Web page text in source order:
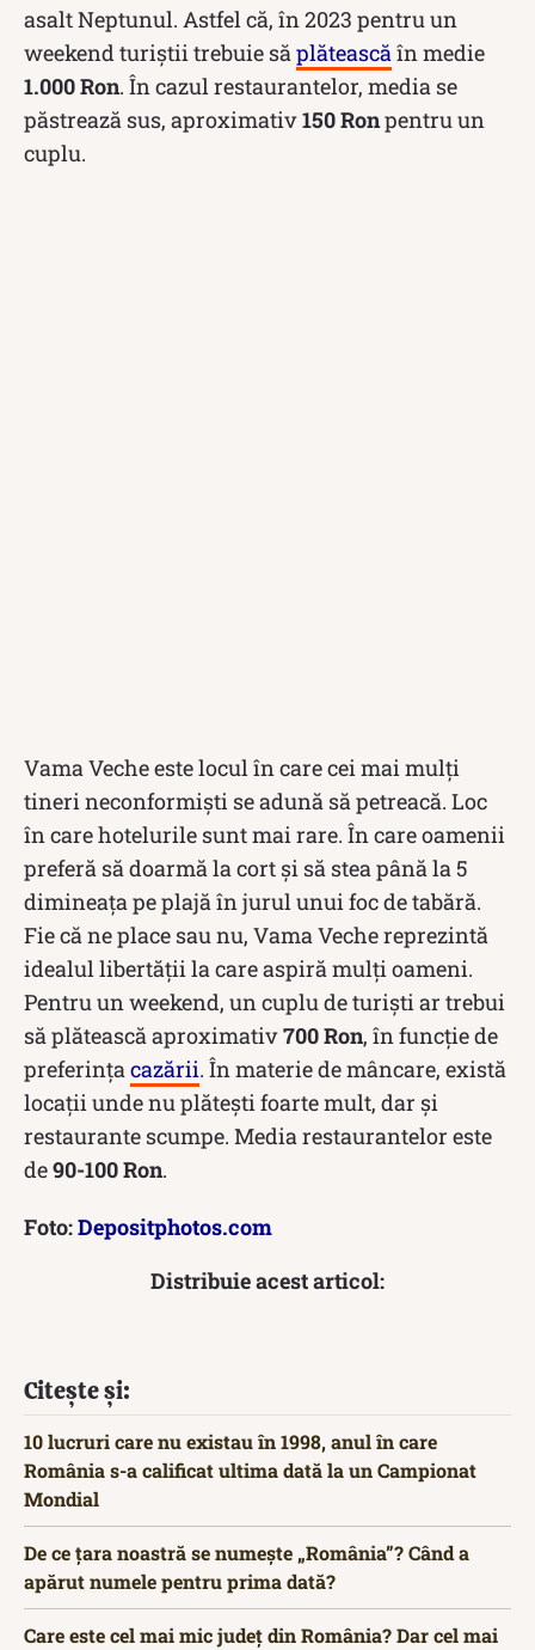
asalt Neptunul. Astfel că, în 2023 pentru un
weekend turiștii trebuie săplăteascăîn medie
1.000 Ron. În cazul restaurantelor, media se
păstrează sus, aproximativ150 Ronpentru un
cuplu.
Vama Veche este locul în care cei mai mulți
tineri neconformiști se adună să petreacă. Loc
în care hotelurile sunt mai rare. În care oamenii
preferă să doarmă la cort și să stea până la 5
dimineața pe plajă în jurul unui foc de tabără.
Fie că ne place sau nu, Vama Veche reprezintă
idealul libertății la care aspiră mulți oameni.
Pentru un weekend, un cuplu de turiști ar trebui
să plătească aproximativ700 Ron, în funcție de
preferințacazării. În materie de mâncare, există
locații unde nu plătești foarte mult, dar și
restaurante scumpe. Media restaurantelor este
de90-100 Ron.
Foto:Depositphotos.com
Distribuie acest articol:
Citește și:
10 lucruri care nu existau în 1998, anul în care
România s-a calificat ultima dată la un Campionat
Mondial
De ce țara noastră se numește „România”? Când a
apărut numele pentru prima dată?
Care este cel mai mic județ din România? Dar cel mai